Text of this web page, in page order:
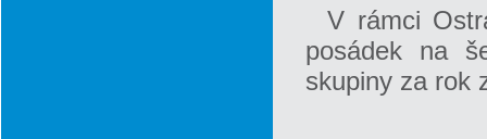
V rámci
posádek na
skupiny za rok